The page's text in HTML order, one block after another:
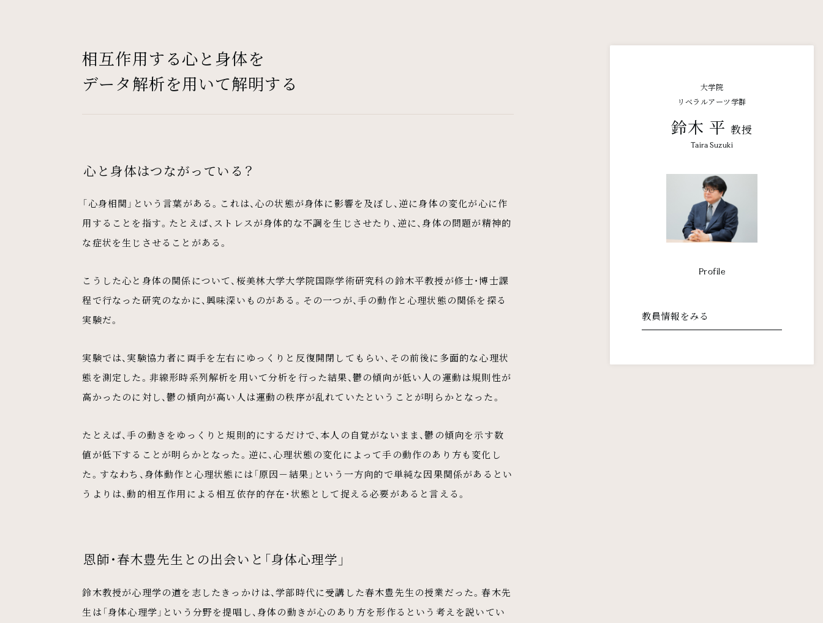
大学院
リベラルアーツ学群
鈴木 平教授
Taira Suzuki
Profile
教員情報をみる
相互作用する心と身体を
データ解析を用いて解明する
心と身体はつながっている？
「心身相関」という言葉がある。これは、心の状態が身体に影響を及ぼし、逆に身体の変化が心に作
用することを指す。たとえば、ストレスが身体的な不調を生じさせたり、逆に、身体の問題が精神的
な症状を生じさせることがある。
こうした心と身体の関係について、桜美林大学大学院国際学術研究科の鈴木平教授が修士・博士課
程で行なった研究のなかに、興味深いものがある。その一つが、手の動作と心理状態の関係を探る
実験だ。
実験では、実験協力者に両手を左右にゆっくりと反復開閉してもらい、その前後に多面的な心理状
態を測定した。非線形時系列解析を用いて分析を行った結果、鬱の傾向が低い人の運動は規則性が
高かったのに対し、鬱の傾向が高い人は運動の秩序が乱れていたということが明らかとなった。
たとえば、手の動きをゆっくりと規則的にするだけで、本人の自覚がないまま、鬱の傾向を示す数
値が低下することが明らかとなった。逆に、心理状態の変化によって手の動作のあり方も変化し
た。すなわち、身体動作と心理状態には「原因－結果」という一方向的で単純な因果関係があるとい
うよりは、動的相互作用による相互依存的存在・状態として捉える必要があると言える。
恩師・春木豊先生との出会いと「身体心理学」
鈴木教授が心理学の道を志したきっかけは、学部時代に受講した春木豊先生の授業だった。春木先
生は「身体心理学」という分野を提唱し、身体の動きが心のあり方を形作るという考えを説いてい